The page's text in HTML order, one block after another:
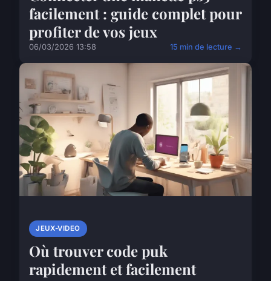
facilement : guide complet pour
profiter de vos jeux
06/03/2026 13:58 15 min de lecture →
JEUX-VIDEO
Où trouver code puk
rapidement et facilement